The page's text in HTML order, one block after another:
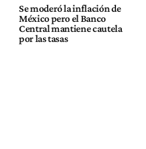
Se moderó la inflación de
México pero el Banco
Central mantiene cautela
por las tasas